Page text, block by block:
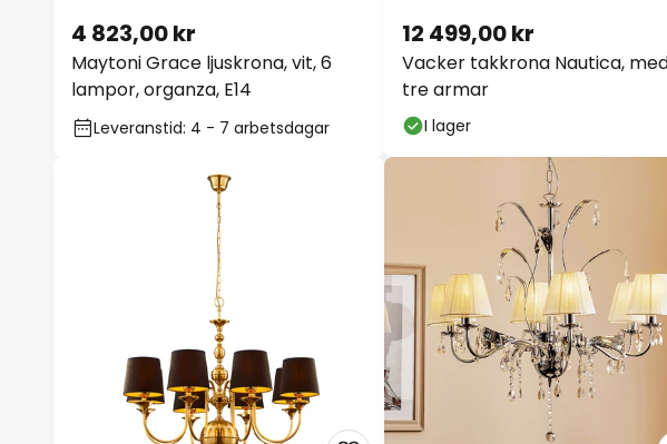
Maytoni Grace ljuskrona, vit, 6
lampor, organza, E14
4 823,00 kr
Vacker takkrona Nautica, med
tre armar
12 499,00 kr